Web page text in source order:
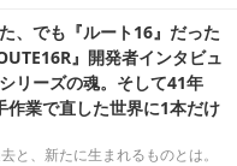
、でも『ルート16』だった
』開発者インタビュ
リーズの魂。そして41年
作業で直した世界に1本だけ
と、新たに生まれるものとは。